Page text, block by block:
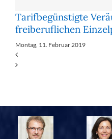
Tarifbegünstigte
freiberuflichen
Montag, 11. Februar 2019